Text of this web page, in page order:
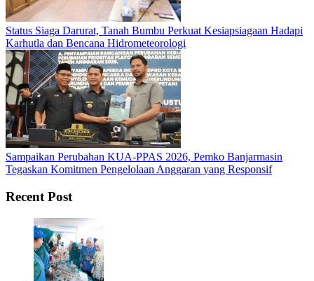
Status Siaga Darurat, Tanah Bumbu Perkuat Kesiapsiagaan Hadapi
Karhutla dan Bencana Hidrometeorologi
Sampaikan Perubahan KUA-PPAS 2026, Pemko Banjarmasin
Tegaskan Komitmen Pengelolaan Anggaran yang Responsif
Recent Post